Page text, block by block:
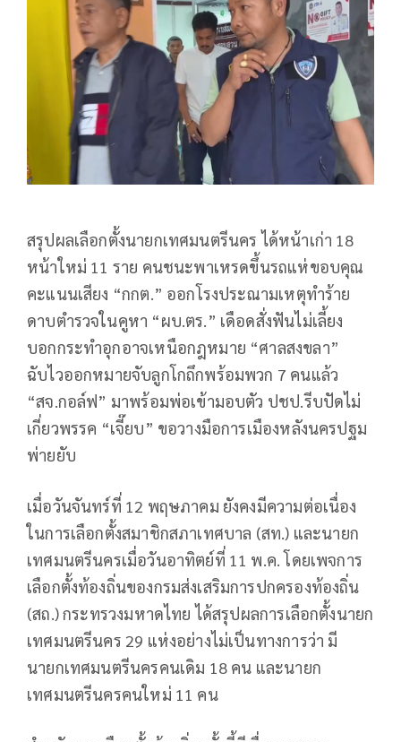
สรุปผลเลือกตั้งนายกเทศมนตรีนคร ได้หน้าเก่า 18
หน้าใหม่ 11 ราย คนชนะพาเหรดขึ้นรถแห่ขอบคุณ
คะแนนเสียง “กกต.” ออกโรงประณามเหตุทำร้าย
ดาบตำรวจในคูหา “ผบ.ตร.” เดือดสั่งฟันไม่เลี้ยง
บอกกระทำอุกอาจเหนือกฎหมาย “ศาลสงขลา”
ฉับไวออกหมายจับลูกโกถึกพร้อมพวก 7 คนแล้ว
“สจ.กอล์ฟ” มาพร้อมพ่อเข้ามอบตัว ปชป.รีบปัดไม่
เกี่ยวพรรค “เจี๊ยบ” ขอวางมือการเมืองหลังนครปฐม
พ่ายยับ
เมื่อวันจันทร์ที่ 12 พฤษภาคม ยังคงมีความต่อเนื่อง
ในการเลือกตั้งสมาชิกสภาเทศบาล (สท.) และนายก
เทศมนตรีนครเมื่อวันอาทิตย์ที่ 11 พ.ค. โดยเพจการ
เลือกตั้งท้องถิ่นของกรมส่งเสริมการปกครองท้องถิ่น
(สถ.) กระทรวงมหาดไทย ได้สรุปผลการเลือกตั้งนายก
เทศมนตรีนคร 29 แห่งอย่างไม่เป็นทางการว่า มี
นายกเทศมนตรีนครคนเดิม 18 คน และนายก
เทศมนตรีนครคนใหม่ 11 คน